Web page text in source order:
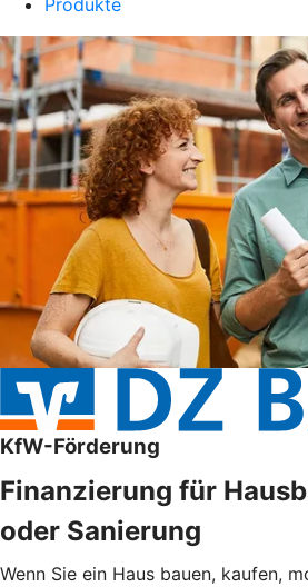
Produkte
KfW-Förderung
Finanzierung für
oder Sanierung
Wenn Sie ein Haus bauen, kaufen,